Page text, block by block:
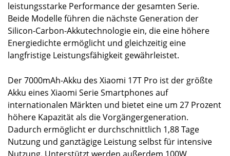
leistungsstarke Performance der gesamten Serie.
Beide Modelle führen die nächste Generation der
Silicon-Carbon-Akkutechnologie ein, die eine höhere
Energiedichte ermöglicht und gleichzeitig eine
langfristige Leistungsfähigkeit gewährleistet.
Der 7000mAh-Akku des Xiaomi 17T Pro ist der größte
Akku eines Xiaomi Serie Smartphones auf
internationalen Märkten und bietet eine um 27 Prozent
höhere Kapazität als die Vorgängergeneration.
Dadurch ermöglicht er durchschnittlich 1,88 Tage
Nutzung und ganztägige Leistung selbst für intensive